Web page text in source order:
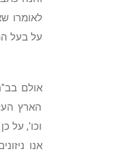
לאומרו
על בעל
אולם
הארץ
וכו', על
אנו